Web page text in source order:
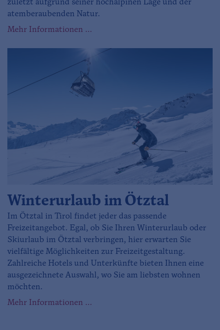
zuletzt aufgrund seiner hochalpinen Lage und der
atemberaubenden Natur.
Mehr Informationen …
Winterurlaub im Ötztal
Im Ötztal in Tirol findet jeder das passende
Freizeitangebot. Egal, ob Sie Ihren Winterurlaub oder
Skiurlaub im Ötztal verbringen, hier erwarten Sie
vielfältige Möglichkeiten zur Freizeitgestaltung.
Zahlreiche Hotels und Unterkünfte bieten Ihnen eine
ausgezeichnete Auswahl, wo Sie am liebsten wohnen
möchten.
Mehr Informationen …